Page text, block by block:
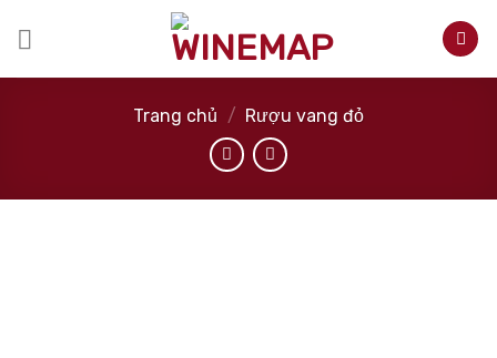
Trang chủ / Rượu vang đỏ